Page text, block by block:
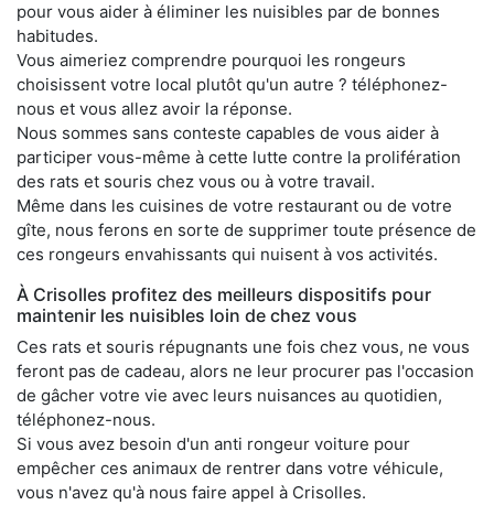
pour vous aider à éliminer les nuisibles par de bonnes
habitudes.
Vous aimeriez comprendre pourquoi les rongeurs
choisissent votre local plutôt qu'un autre ? téléphonez-
nous et vous allez avoir la réponse.
Nous sommes sans conteste capables de vous aider à
participer vous-même à cette lutte contre la prolifération
des rats et souris chez vous ou à votre travail.
Même dans les cuisines de votre restaurant ou de votre
gîte, nous ferons en sorte de supprimer toute présence de
ces rongeurs envahissants qui nuisent à vos activités.
À Crisolles profitez des meilleurs dispositifs pour
maintenir les nuisibles loin de chez vous
Ces rats et souris répugnants une fois chez vous, ne vous
feront pas de cadeau, alors ne leur procurer pas l'occasion
de gâcher votre vie avec leurs nuisances au quotidien,
téléphonez-nous.
Si vous avez besoin d'un anti rongeur voiture pour
empêcher ces animaux de rentrer dans votre véhicule,
vous n'avez qu'à nous faire appel à Crisolles.